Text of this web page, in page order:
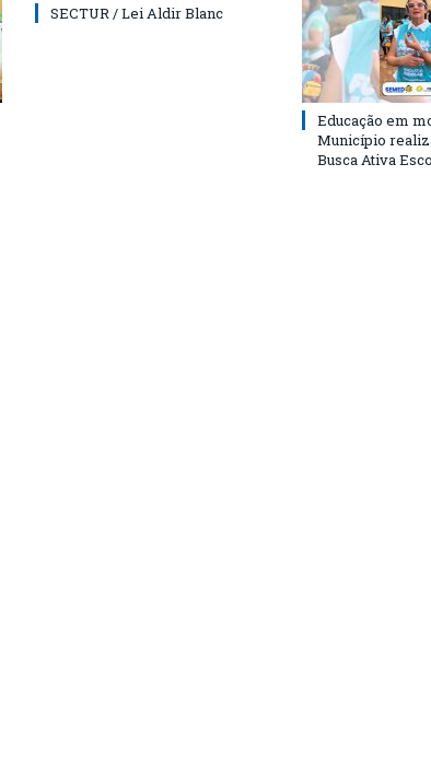
SECTUR / Lei Aldir Blanc
Educação em
Município
Busca Ativa